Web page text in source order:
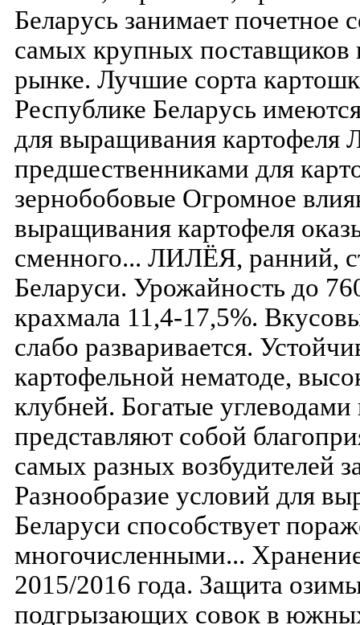
Беларусь занимает почетное
самых крупных поставщиков
рынке. Лучшие сорта
Республике Беларусь
для выращивания картофеля
предшественниками для
зернобобовые Огромное
выращивания картофеля
сменного... ЛИЛЁЯ, ранний,
Беларуси. Урожайность до
крахмала 11,4-17,5%.
слабо разваривается.
картофельной нематоде,
клубней. Богатые
представляют собой
самых разных возбудителей
Разнообразие условий для
Беларуси способствует
многочисленными...
2015/2016 года. Защита
подгрызающих совок в